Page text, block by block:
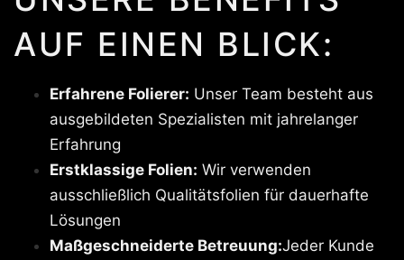
AUF EINEN BLICK:
Erfahrene Folierer: Unser Team besteht aus
ausgebildeten Spezialisten mit jahrelanger
Erfahrung
Erstklassige Folien: Wir verwenden
ausschließlich Qualitätsfolien für dauerhafte
Lösungen
Maßgeschneiderte Betreuung:Jeder Kunde